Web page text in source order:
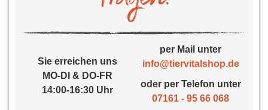
Sie erreichen uns
MO-DI & DO-FR
14:00-16:30 Uhr
per Mail unter
info@tiervitalshop.de
oder per Telefon unter
07161 - 95 66 068